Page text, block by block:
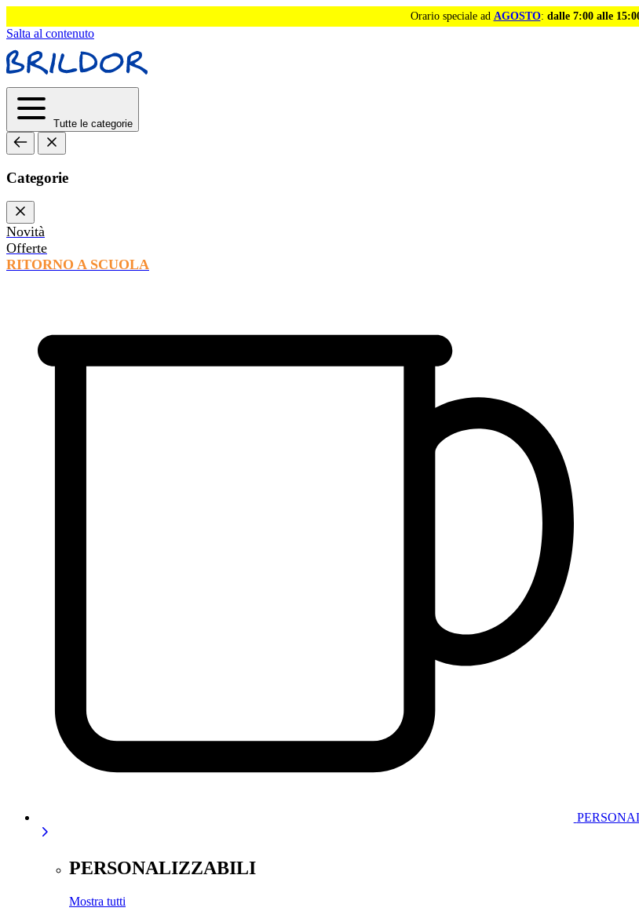
Orario speciale ad AGOSTO: dalle 7:00 alle
Salta al contenuto
Tutte le categorie
Categorie
Novità
Offerte
RITORNO A SCUOLA
PERSONALIZZABILI
Mostra tutti